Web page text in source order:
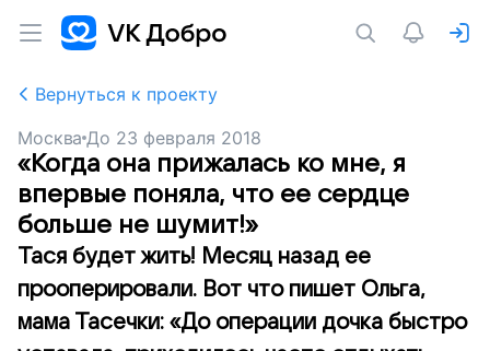
Вернуться к проекту
Москва До 23 февраля 2018
«Когда она прижалась ко мне, я
впервые поняла, что ее сердце
больше не шумит!»
Тася будет жить! Месяц назад ее
прооперировали. Вот что пишет Ольга,
мама Тасечки: «До операции дочка быстро